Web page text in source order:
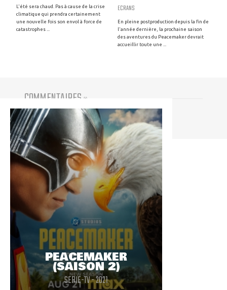
L'été sera chaud. Pas à cause de la crise
climatique qui prendra certainement
une nouvelle fois son envol à force de
catastrophes ...
ECRANS
En pleine postproduction depuis la fin de
l'année dernière, la prochaine saison
des aventures du Peacemaker devrait
accueillir toute une ...
COMMENTAIRES (0)
Vous devez être connecté pour participer
PEACEMAKER
(SAISON 2)
SERIE-TV - 2021